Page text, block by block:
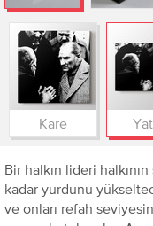
Kare
Bir halkın lideri
kadar yurdunu
ve onları refah